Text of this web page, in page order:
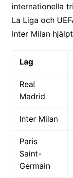
internationella
La Liga och
Inter Milan
Lag
Real
Madrid
Inter Milan
Paris
Saint-
Germain